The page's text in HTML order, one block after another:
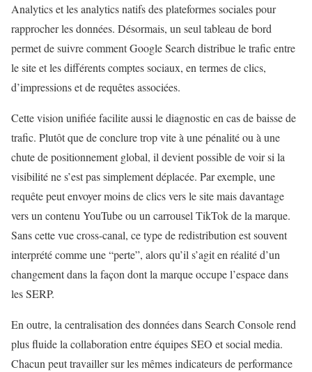
Analytics et les analytics natifs des plateformes sociales pour
rapprocher les données. Désormais, un seul tableau de bord
permet de suivre comment Google Search distribue le trafic entre
le site et les différents comptes sociaux, en termes de clics,
d’impressions et de requêtes associées.
Cette vision unifiée facilite aussi le diagnostic en cas de baisse de
trafic. Plutôt que de conclure trop vite à une pénalité ou à une
chute de positionnement global, il devient possible de voir si la
visibilité ne s’est pas simplement déplacée. Par exemple, une
requête peut envoyer moins de clics vers le site mais davantage
vers un contenu YouTube ou un carrousel TikTok de la marque.
Sans cette vue cross-canal, ce type de redistribution est souvent
interprété comme une “perte”, alors qu’il s’agit en réalité d’un
changement dans la façon dont la marque occupe l’espace dans
les SERP.
En outre, la centralisation des données dans Search Console rend
plus fluide la collaboration entre équipes SEO et social media.
Chacun peut travailler sur les mêmes indicateurs de performance